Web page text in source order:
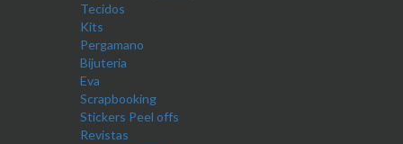
Tecidos
Kits
Pergamano
Bijuteria
Eva
Scrapbooking
Stickers Peel offs
Revistas